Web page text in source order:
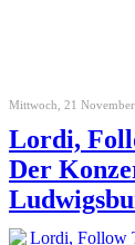
Mittwoch, 21
Lordi,
Der